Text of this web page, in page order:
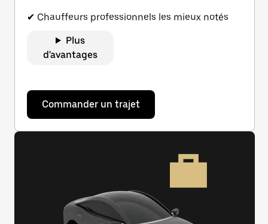
✔ Chauffeurs professionnels les mieux notés
Plus
d'avantages
Commander un trajet